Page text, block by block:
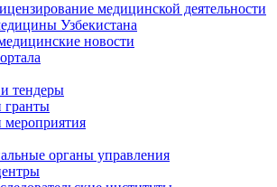
медицинской деятельности
Узбекистана
новости
тендеры
гранты
органы управления